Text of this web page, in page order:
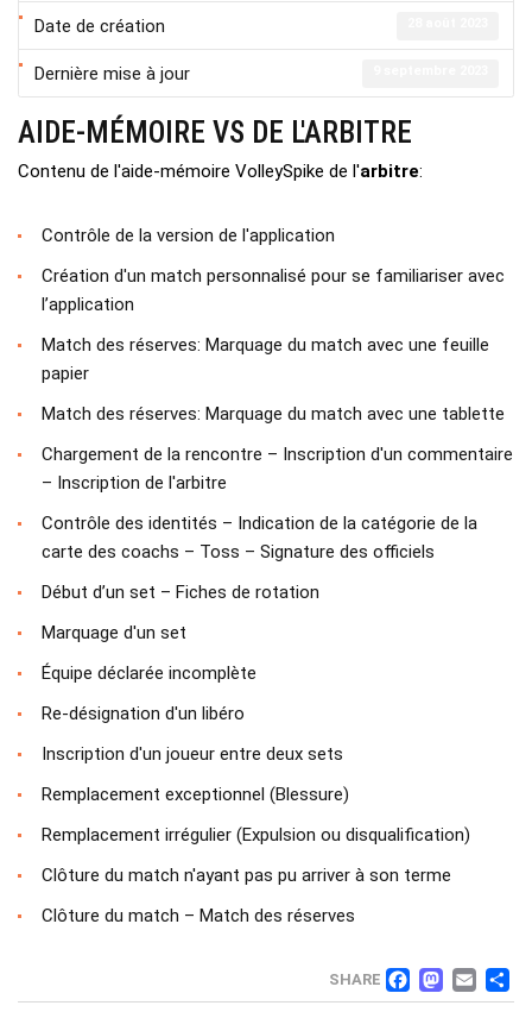
Date de création
Dernière mise à jour
AIDE-MÉMOIRE VS DE L'ARBITRE
Contenu de l'aide-mémoire VolleySpike de l'arbitre:
Contrôle de la version de l'application
Création d'un match personnalisé pour se familiariser avec
l’application
Match des réserves: Marquage du match avec une feuille
papier
Match des réserves: Marquage du match avec une tablette
Chargement de la rencontre – Inscription d'un commentaire
– Inscription de l'arbitre
Contrôle des identités – Indication de la catégorie de la
carte des coachs – Toss – Signature des officiels
Début d’un set – Fiches de rotation
Marquage d'un set
Équipe déclarée incomplète
Re-désignation d'un libéro
Inscription d'un joueur entre deux sets
Remplacement exceptionnel (Blessure)
Remplacement irrégulier (Expulsion ou disqualification)
Clôture du match n'ayant pas pu arriver à son terme
Clôture du match – Match des réserves
SHARE